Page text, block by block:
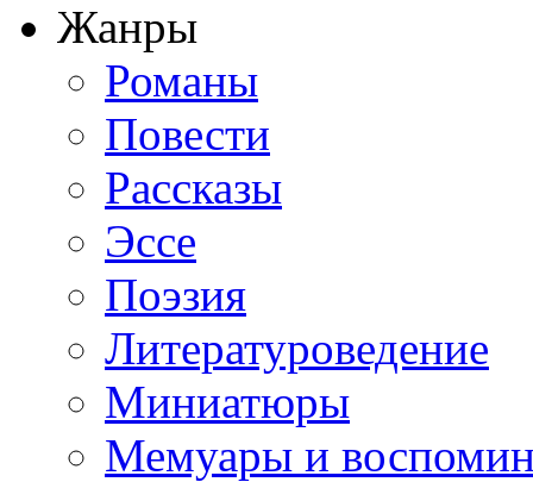
Жанры
Романы
Повести
Рассказы
Эссе
Поэзия
Литературоведение
Миниатюры
Мемуары и